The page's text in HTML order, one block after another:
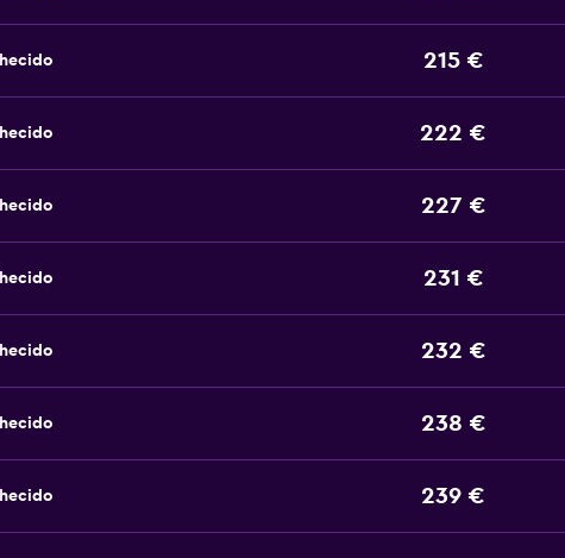
215 €
222 €
227 €
231 €
232 €
238 €
239 €